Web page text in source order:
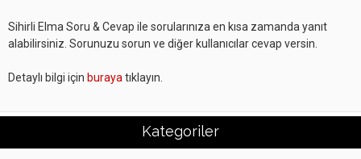
Sihirli Elma Soru & Cevap ile sorularınıza en kısa zamanda yanıt
alabilirsiniz. Sorunuzu sorun ve diğer kullanıcılar cevap versin.
Detaylı bilgi için buraya tıklayın.
Kategoriler